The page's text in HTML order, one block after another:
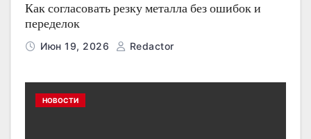
Как согласовать резку металла без ошибок и
переделок
Июн 19, 2026 Redactor
НОВОСТИ